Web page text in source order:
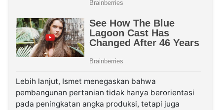
Lebih lanjut, Ismet menegaskan bahwa
pembangunan pertanian tidak hanya berorientasi
pada peningkatan angka produksi, tetapi juga